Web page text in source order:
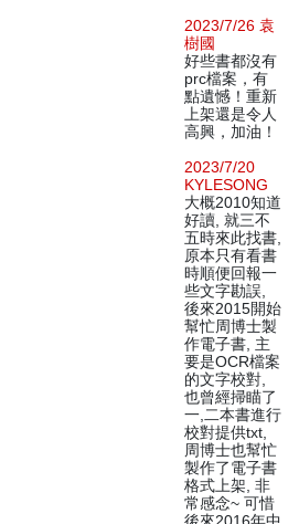
2023/7/26 袁
樹國
好些書都沒有
prc檔案，有
點遺憾！重新
上架還是令人
高興，加油！
2023/7/20
KYLESONG
大概2010知道
好讀, 就三不
五時來此找書,
原本只有看書
時順便回報一
些文字勘誤,
後來2015開始
幫忙周博士製
作電子書, 主
要是OCR檔案
的文字校對,
也曾經掃瞄了
一,二本書進行
校對提供txt,
周博士也幫忙
製作了電子書
格式上架, 非
常感念~ 可惜